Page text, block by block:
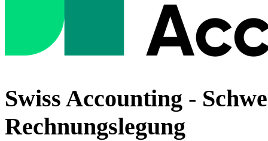
Swiss Accounting -
Rechnungslegung